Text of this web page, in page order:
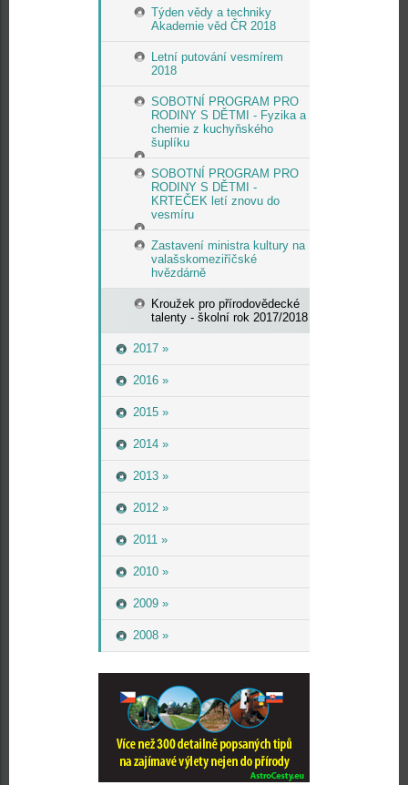
Týden vědy a techniky
Akademie věd ČR 2018
Letní putování vesmírem
2018
SOBOTNÍ PROGRAM PRO
RODINY S DĚTMI - Fyzika a
chemie z kuchyňského
šuplíku
SOBOTNÍ PROGRAM PRO
RODINY S DĚTMI -
KRTEČEK letí znovu do
vesmíru
Zastavení ministra kultury na
valašskomeziříčské
hvězdárně
Kroužek pro přírodovědecké
talenty - školní rok 2017/2018
2017 »
2016 »
2015 »
2014 »
2013 »
2012 »
2011 »
2010 »
2009 »
2008 »